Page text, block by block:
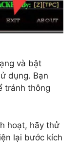
và bật
dụng. Bạn
tránh thông
hoạt, hãy thử
lại bước kích